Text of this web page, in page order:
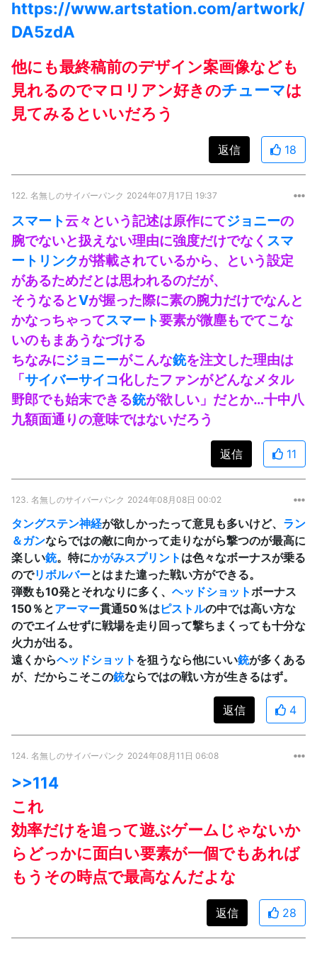
https://www.artstation.com/artwork/
DA5zdA
他にも最終稿前のデザイン案画像なども
見れるのでマロリアン好きのチューマは
見てみるといいだろう
返信 18
122. 名無しのサイバーパンク 2024年07月17日 19:37
スマート云々という記述は原作にてジョニーの
腕でないと扱えない理由に強度だけでなく スマ
ートリンクが搭載されているから、という設定
があるためだとは思われるのだが、
そうなるとVが握った際に素の腕力だけでなんと
かなっちゃってスマート要素が微塵もでてこな
いのもまあうなづける
ちなみにジョニーがこんな銃を注文した理由は
「サイバーサイコ化したファンがどんなメタル
野郎でも始末できる銃が欲しい」だとか…十中八
九額面通りの意味ではないだろう
返信 11
123. 名無しのサイバーパンク 2024年08月08日 00:02
タングステン神経が欲しかったって意見も多いけど、 ラン
＆ガンならではの敵に向かって走りながら撃つのが最高に
楽しい銃。特にかがみスプリント は色々なボーナスが乗る
のでリボルバーとはまた違った戦い方ができる。
弾数も10発とそれなりに多く、 ヘッドショットボーナス
150％とアーマー貫通50％は ピストルの中では高い方な
のでエイムせずに戦場を走り回って撃ちまくっても十分な
火力が出る。
遠くからヘッドショット を狙うなら他にいい銃が多くある
が、だからこそこの銃ならではの戦い方が生きるはず。
返信 4
124. 名無しのサイバーパンク 2024年08月11日 06:08
>>114
これ
効率だけを追って遊ぶゲームじゃないか
らどっかに面白い要素が一個でもあれば
もうその時点で最高なんだよな
返信 28